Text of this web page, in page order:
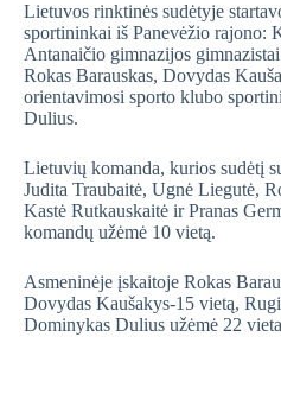
Lietuvos rinktinės sudėtyje
sportininkai iš Panevėžio rajono:
Antanaičio gimnazijos
Rokas Barauskas, Dovydas
orientavimosi sporto klubo
Dulius.
Lietuvių komanda, kurios sudėtį
Judita Traubaitė, Ugnė Liegutė,
Kastė Rutkauskaitė ir Pranas
komandų užėmė 10 vietą.
Asmeninėje įskaitoje Rokas
Dovydas Kaušakys-15 vietą,
Dominykas Dulius užėmė 22